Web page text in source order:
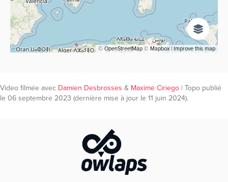
© OpenStreetMap© Mapbox|Improve this map
Video filmée avec Damien Desbrosses & Maxime Ciriego | Topo publié
le 06 septembre 2023 (dernière mise à jour le 11 juin 2024).